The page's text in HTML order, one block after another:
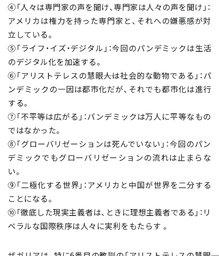
④「人々は専門家の声を聞け、専門家は人々の声を聞け」：
アメリカは権力を持った専門家と、それへの嫌悪感が対
立している。
⑤「ライフ・イズ・デジタル」：今回のパンデミックは生活
のデジタル化を加速する。
⑥「アリストテレスの慧眼――人は社会的な動物である」：パ
ンデミックの一因は都市化だが、それでも都市化は進行
する。
⑦「不平等は広がる」：パンデミックは万人に平等なもの
ではなかった。
⑧「グローバリゼーションは死んでいない」：今回のパン
デミックでもグローバリゼーションの流れは止まらな
い。
⑨「二極化する世界」：アメリカと中国が世界を二分する
ことになる。
⑩「徹底した現実主義者は、ときに理想主義者である」：リ
ベラルな国際秩序は人々に実利をもたらす 。